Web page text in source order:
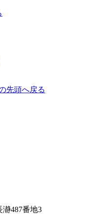
先頭へ戻る
瀞487番地3